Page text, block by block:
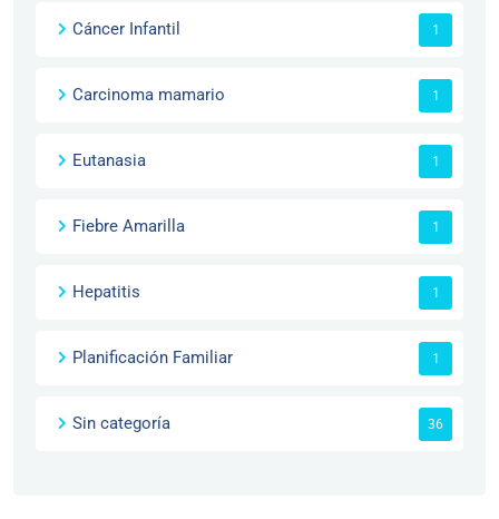
Cáncer Infantil 1
Carcinoma mamario 1
Eutanasia 1
Fiebre Amarilla 1
Hepatitis 1
Planificación Familiar 1
Sin categoría 36